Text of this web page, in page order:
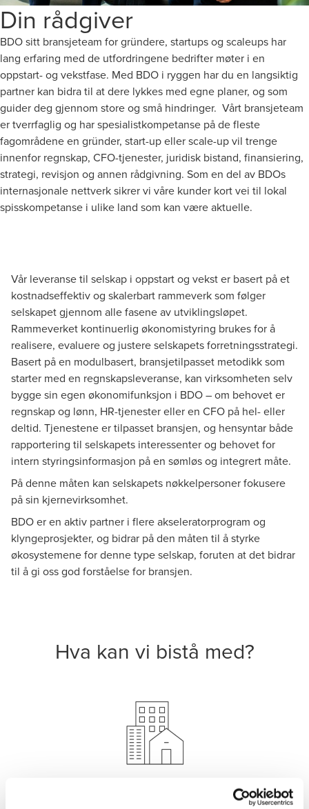
Din rådgiver
BDO sitt bransjeteam for gründere, startups og scaleups har
lang erfaring med de utfordringene bedrifter møter i en
oppstart- og vekstfase. Med BDO i ryggen har du en langsiktig
partner kan bidra til at dere lykkes med egne planer, og som
guider deg gjennom store og små hindringer. Vårt bransjeteam
er tverrfaglig og har spesialistkompetanse på de fleste
fagområdene en gründer, start-up eller scale-up vil trenge
innenfor regnskap, CFO-tjenester, juridisk bistand, finansiering,
strategi, revisjon og annen rådgivning. Som en del av BDOs
internasjonale nettverk sikrer vi våre kunder kort vei til lokal
spisskompetanse i ulike land som kan være aktuelle.
Vår leveranse til selskap i oppstart og vekst er basert på et
kostnadseffektiv og skalerbart rammeverk som følger
selskapet gjennom alle fasene av utviklingsløpet.
Rammeverket kontinuerlig økonomistyring brukes for å
realisere, evaluere og justere selskapets forretningsstrategi.
Basert på en modulbasert, bransjetilpasset metodikk som
starter med en regnskapsleveranse, kan virksomheten selv
bygge sin egen økonomifunksjon i BDO – om behovet er
regnskap og lønn, HR-tjenester eller en CFO på hel- eller
deltid. Tjenestene er tilpasset bransjen, og hensyntar både
rapportering til selskapets interessenter og behovet for
intern styringsinformasjon på en sømløs og integrert måte.
På denne måten kan selskapets nøkkelpersoner fokusere
på sin kjernevirksomhet.
BDO er en aktiv partner i flere akseleratorprogram og
klyngeprosjekter, og bidrar på den måten til å styrke
økosystemene for denne type selskap, foruten at det bidrar
til å gi oss god forståelse for bransjen.
Hva kan vi bistå med?